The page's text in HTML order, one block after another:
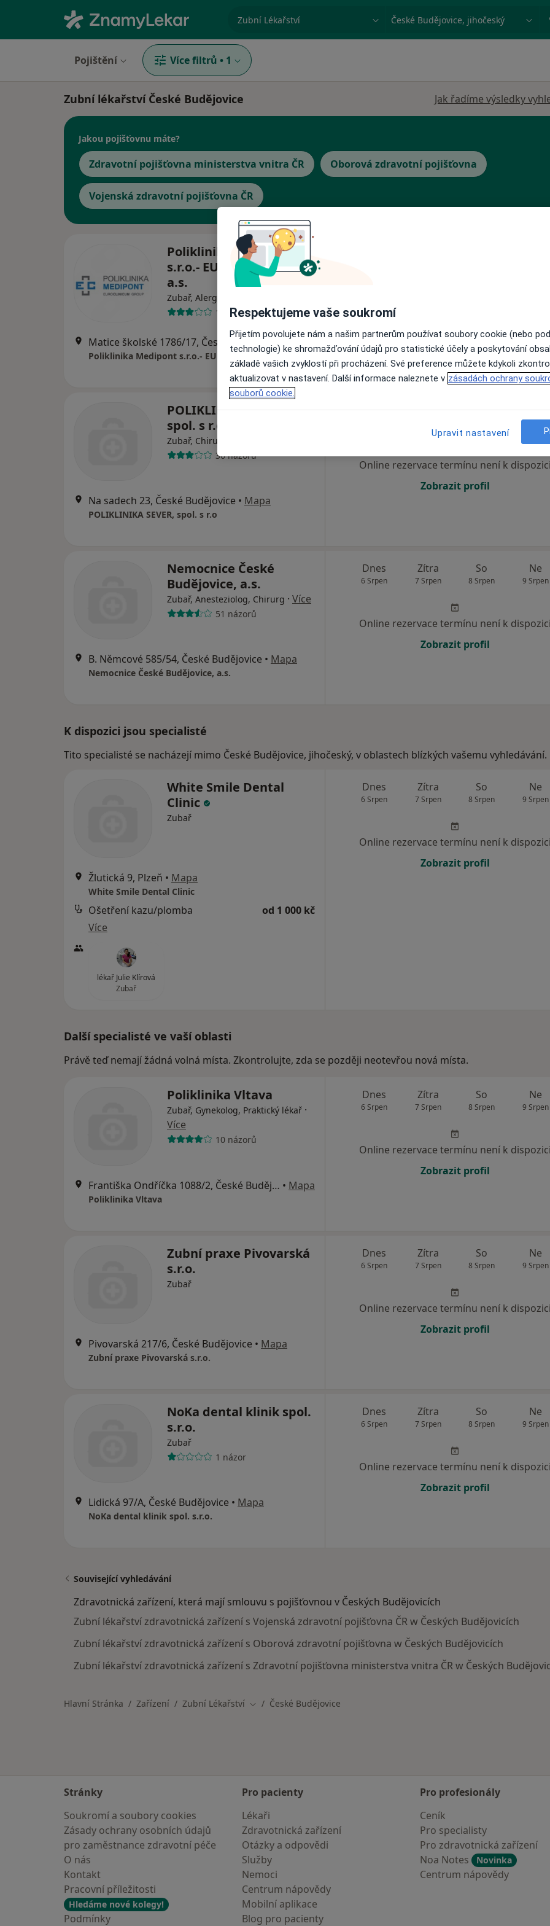
specializace, nemoc nebo příjmeníMěsto nebo region
Pojištění Více filtrů • 1
Zubní lékařství České Budějovice Jak řadíme výsledky
Jakou pojišťovnu máte?
Zdravotní pojišťovna ministerstva vnitra ČR Oborová zdravotní pojišťovna
Vojenská zdravotní pojišťovna ČR
Poliklinika Medipont
s.r.o.- EUROCLINICUM
a.s.
Zubař, Alergolog, Chirurg
144 názorů
Matice školské 1786/17, České Budějovice • Mapa
Poliklinika Medipont s.r.o.- EUROCLINICUM a.s.
Online rezervace termínu není k dispozici
Zobrazit profil
POLIKLINIKA SEVER,
spol. s r.o
Zubař, Chirurg, Dermatolog
36 názorů
Na sadech 23, České Budějovice • Mapa
POLIKLINIKA SEVER, spol. s r.o
9 Srpen
Online rezervace termínu není k dispozici
Zobrazit profil
Nemocnice České
Budějovice, a.s.
Zubař, Anesteziolog, Chirurg · Více
51 názorů
B. Němcové 585/54, České Budějovice • Mapa
Nemocnice České Budějovice, a.s.
Dnes
6 Srpen
Zítra
7 Srpen
So
8 Srpen
Ne
9 Srpen
Online rezervace termínu není k dispozici
Zobrazit profil
K dispozici jsou specialisté
Tito specialisté se nacházejí mimo České Budějovice, jihočeský, v oblastech blízkých vašemu vyhledávání.
White Smile Dental
Clinic
Zubař
Žlutická 9, Plzeň • Mapa
White Smile Dental Clinic
Ošetření kazu/plomba
od 1 000 kč
Více
lékař Julie Klírová
Zubař
Dnes
6 Srpen
Zítra
7 Srpen
So
8 Srpen
Ne
9 Srpen
Online rezervace termínu není k dispozici
Zobrazit profil
Další specialisté ve vaší oblasti
Právě teď nemají žádná volná místa. Zkontrolujte, zda se později neotevřou nová místa.
Poliklinika Vltava
Zubař, Gynekolog, Praktický lékař ·
Více
10 názorů
Františka Ondříčka 1088/2, České Budějovice • Mapa
Poliklinika Vltava
Dnes
6 Srpen
Zítra
7 Srpen
So
8 Srpen
Ne
9 Srpen
Online rezervace termínu není k dispozici
Zobrazit profil
Zubní praxe Pivovarská
s.r.o.
Zubař
Pivovarská 217/6, České Budějovice • Mapa
Zubní praxe Pivovarská s.r.o.
Dnes
6 Srpen
Zítra
7 Srpen
So
8 Srpen
Ne
9 Srpen
Online rezervace termínu není k dispozici
Zobrazit profil
NoKa dental klinik spol.
s.r.o.
Zubař
1 názor
Lidická 97/A, České Budějovice • Mapa
NoKa dental klinik spol. s.r.o.
Dnes
6 Srpen
Zítra
7 Srpen
So
8 Srpen
Ne
9 Srpen
Online rezervace termínu není k dispozici
Zobrazit profil
Související vyhledávání
Zdravotnická zařízení, která mají smlouvu s pojišťovnou v Českých Budějovicích
Zubní lékařství zdravotnická zařízení s Vojenská zdravotní pojišťovna ČR w Českých Budějovicích
Zubní lékařství zdravotnická zařízení s Oborová zdravotní pojišťovna w Českých Budějovicích
Zubní lékařství zdravotnická zařízení s Zdravotní pojišťovna ministerstva vnitra ČR w Českých
Hlavní Stránka Zařízení Zubní Lékařství Změna města
České Budějovice
Stránky
Soukromí a soubory cookies
Zásady ochrany osobních údajů
pro zaměstnance zdravotní péče
O nás
Kontakt
Pracovní příležitosti
Hledáme nové kolegy!
Podmínky
Pro pacienty
Lékaři
Zdravotnická zařízení
Otázky a odpovědi
Služby
Nemoci
Centrum nápovědy
Mobilní aplikace
Blog pro pacienty
Pro profesionály
Ceník
Pro specialisty
Pro zdravotnická zařízení
Noa Notes
Novinka
Centrum nápovědy
Respektujeme vaše soukromí
Přijetím povolujete nám a našim partnerům používat soubory cookie (nebo
technologie) ke shromažďování údajů pro statistické účely a poskytování
základě vašich zvyklostí při procházení. Své preference můžete kdykoli
aktualizovat v nastavení. Další informace naleznete v zásadách ochrany
souborů cookie.
Upravit nastavení